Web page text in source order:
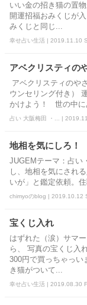
いい金の招き猫の置
開運招福おみくじが
みくじと同じ...
幸せ占い生活 | 2019.11.10
アベクリスティの
アベクリスティのや
ウンセリング付き）
かけよう！ 世の中に
占い 大阪梅田 ・... |
地相を気にしろ！
JUGEMテーマ：占い
し、地相を気にされ
いが」と鑑定依頼。
chimyoのblog | 2019.10.12
宝くじ入れ
はずれた（涙）サマ
ら、 写真の宝くじ入
300円で買っちゃっい
き猫がついて...
幸せ占い生活 | 2019.08.30